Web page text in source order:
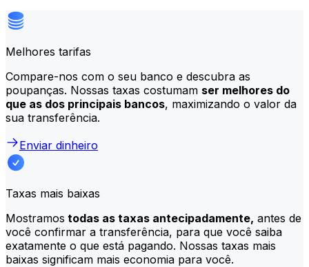
Melhores tarifas
Compare-nos com o seu banco e descubra as
poupanças. Nossas taxas costumam ser melhores do
que as dos principais bancos, maximizando o valor da
sua transferência.
Enviar dinheiro
Taxas mais baixas
Mostramos todas as taxas antecipadamente, antes de
você confirmar a transferência, para que você saiba
exatamente o que está pagando. Nossas taxas mais
baixas significam mais economia para você.